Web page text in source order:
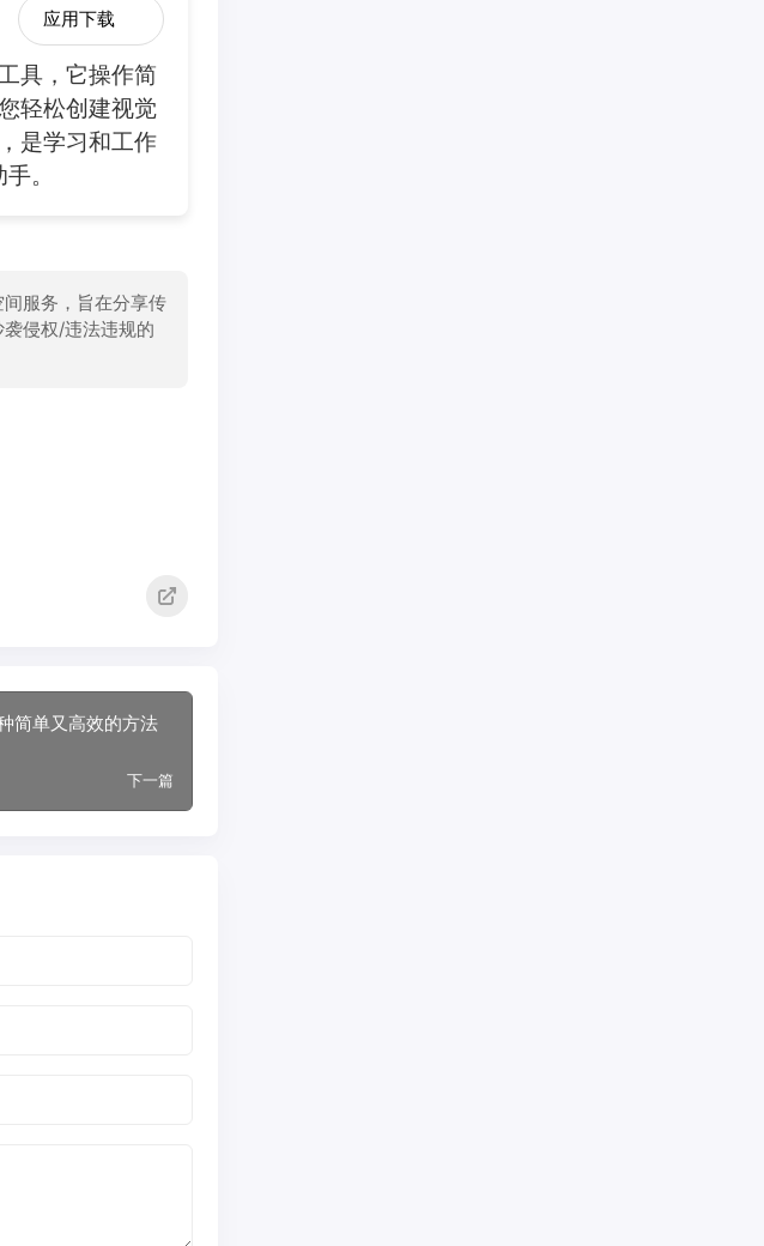
应用下载
具，它操作简
轻松创建视觉
是学习和工作
。
服务，旨在分享传
侵权/违法违规的
简单又高效的方法
下一篇